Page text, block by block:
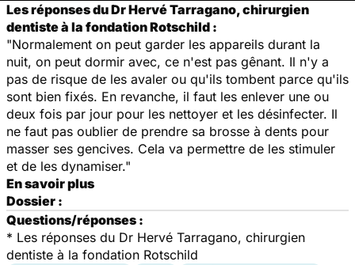
Les réponses du Dr Hervé Tarragano, chirurgien
dentiste à la fondation Rotschild :
"Normalement on peut garder les appareils durant la
nuit, on peut dormir avec, ce n'est pas gênant. Il n'y a
pas de risque de les avaler ou qu'ils tombent parce qu'ils
sont bien fixés. En revanche, il faut les enlever une ou
deux fois par jour pour les nettoyer et les désinfecter. Il
ne faut pas oublier de prendre sa brosse à dents pour
masser ses gencives. Cela va permettre de les stimuler
et de les dynamiser."
En savoir plus
Dossier :
Questions/réponses :
* Les réponses du Dr Hervé Tarragano, chirurgien
dentiste à la fondation Rotschild